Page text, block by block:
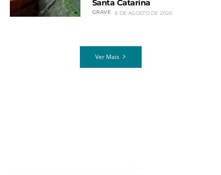
Santa Catarina
GRAVE 6 DE AGOSTO DE 2026
Ver Mais